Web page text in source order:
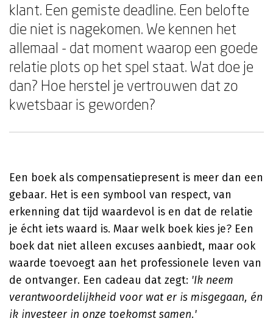
klant. Een gemiste deadline. Een belofte
die niet is nagekomen. We kennen het
allemaal - dat moment waarop een goede
relatie plots op het spel staat. Wat doe je
dan? Hoe herstel je vertrouwen dat zo
kwetsbaar is geworden?
Een boek als compensatiepresent is meer dan een
gebaar. Het is een symbool van respect, van
erkenning dat tijd waardevol is en dat de relatie
je écht iets waard is. Maar welk boek kies je? Een
boek dat niet alleen excuses aanbiedt, maar ook
waarde toevoegt aan het professionele leven van
de ontvanger. Een cadeau dat zegt: 'Ik neem
verantwoordelijkheid voor wat er is misgegaan, én
ik investeer in onze toekomst samen.'